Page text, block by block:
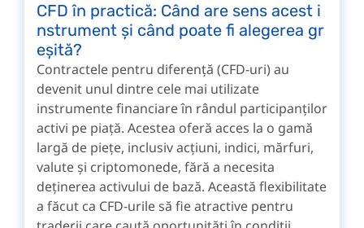
CFD în practică: Când are sens acest i
nstrument și când poate fi alegerea gr
eșită?
Contractele pentru diferență (CFD-uri) au
devenit unul dintre cele mai utilizate
instrumente financiare în rândul participanților
activi pe piață. Acestea oferă acces la o gamă
largă de piețe, inclusiv acțiuni, indici, mărfuri,
valute și criptomonede, fără a necesita
deținerea activului de bază. Această flexibilitate
a făcut ca CFD-urile să fie atractive pentru